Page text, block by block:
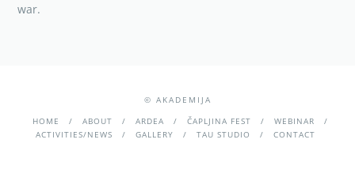
war.
© AKADEMIJA
HOME
ABOUT ARDEA ČAPLJINA FEST
WEBINAR
ACTIVITIES/NEWS
GALLERY TAU STUDIO CONTACT